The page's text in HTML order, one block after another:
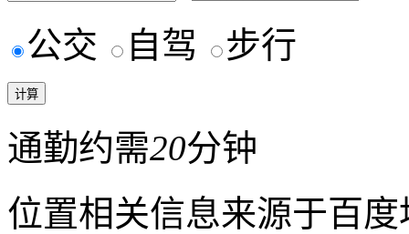
公交 自驾 步行
通勤约需20分钟
位置相关信息来源于百